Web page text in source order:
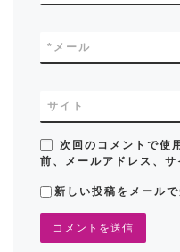
メール
*
サイト
次回のコメントで使
前、メールアドレス、サ
新しい投稿をメール